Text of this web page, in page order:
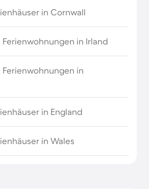
in Cornwall
Ferienwohnungen in Irland
Ferienwohnungen in
in England
in Wales